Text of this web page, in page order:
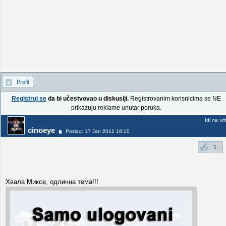
Profil
Registruj seda bi učestvovao u diskusiji.Registrovanim korisnicima se NE
prikazuju reklame unutar poruka.
cinoeye Poslao: 17 Jan 2012 18:10
Idi na vrh
1
Хвала Миксе, одлична тема!!!